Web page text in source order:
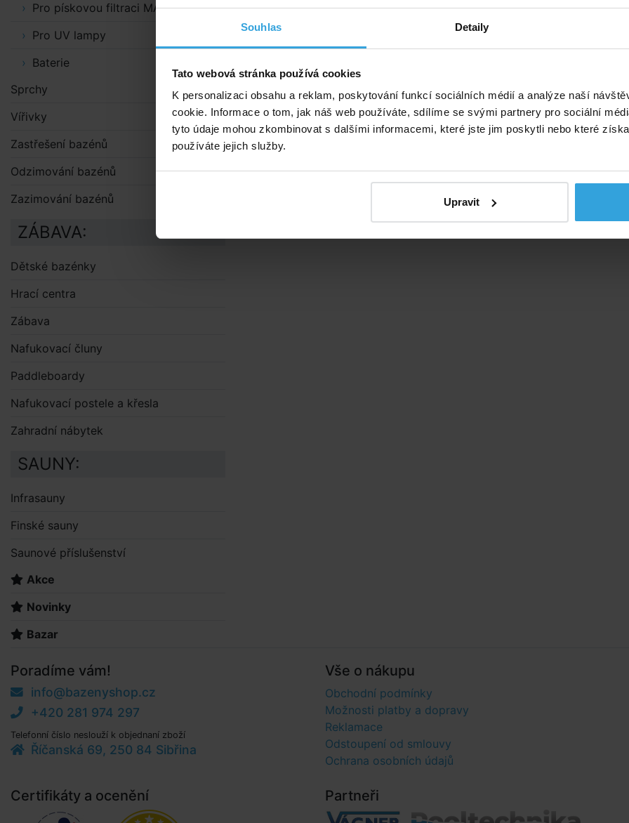
Souhlas Detaily
Tato webová stránka používá cookies
K personalizaci obsahu a reklam, poskytování funkcí sociálních médií a analýze naší
cookie. Informace o tom, jak náš web používáte, sdílíme se svými partnery pro sociální
tyto údaje mohou zkombinovat s dalšími informacemi, které jste jim poskytli nebo které
používáte jejich služby.
Upravit
Pro pískovou filtraci MAXI
Pro UV lampy
Baterie
Sprchy
Vířivky
Zastřešení bazénů
Odzimování bazénů
Zazimování bazénů
ZÁBAVA:
Dětské bazénky
Hrací centra
Zábava
Nafukovací čluny
Paddleboardy
Nafukovací postele a křesla
Zahradní nábytek
SAUNY:
Infrasauny
Finské sauny
Saunové příslušenství
Akce
Novinky
Bazar
Poradíme vám!
info@bazenyshop.cz
+420 281 974 297
Telefonní číslo neslouží k objednaní zboží
Říčanská 69, 250 84 Sibřina
Vše o nákupu
Obchodní podmínky
Možnosti platby a dopravy
Reklamace
Odstoupení od smlouvy
Ochrana osobních údajů
Certifikáty a ocenění Partneři